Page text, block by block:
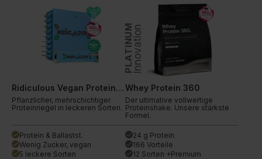
Ridiculous Vegan Proteinriegel
Pflanzlicher, mehrschichtiger
Proteinriegel in leckeren Sorten.
done Protein & Ballastst.
done Wenig Zucker, vegan
done 5 leckere Sorten
PLATINUMInnovation
Whey Protein 360
Der ultimative vollwertige
Proteinshake. Unsere stärkste
Formel.
done 24 g Protein
done 166 Vorteile
done 12 Sorten +Premium